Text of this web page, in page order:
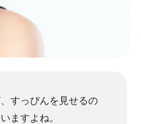
すっぴんを見せるの
ますよね。